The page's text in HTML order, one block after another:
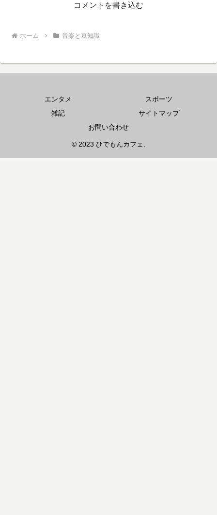
コメントを書き込む
ホーム 音楽と豆知識
エンタメ
スポーツ
雑記
サイトマップ
お問い合わせ
© 2023 ひでもんカフェ.